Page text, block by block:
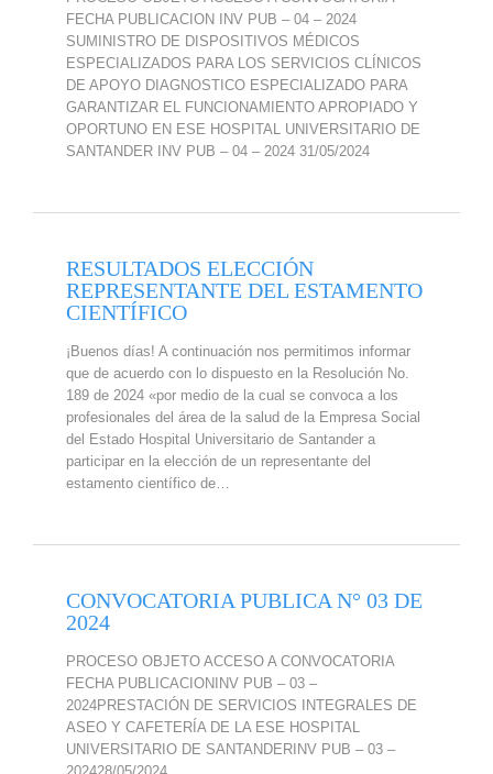
FECHA PUBLICACION INV PUB – 04 – 2024
SUMINISTRO DE DISPOSITIVOS MÉDICOS
ESPECIALIZADOS PARA LOS SERVICIOS CLÍNICOS
DE APOYO DIAGNOSTICO ESPECIALIZADO PARA
GARANTIZAR EL FUNCIONAMIENTO APROPIADO Y
OPORTUNO EN ESE HOSPITAL UNIVERSITARIO DE
SANTANDER INV PUB – 04 – 2024 31/05/2024
RESULTADOS ELECCIÓN
REPRESENTANTE DEL ESTAMENTO
CIENTÍFICO
¡Buenos días! A continuación nos permitimos informar
que de acuerdo con lo dispuesto en la Resolución No.
189 de 2024 «por medio de la cual se convoca a los
profesionales del área de la salud de la Empresa Social
del Estado Hospital Universitario de Santander a
participar en la elección de un representante del
estamento científico de…
CONVOCATORIA PUBLICA N° 03 DE
2024
PROCESO OBJETO ACCESO A CONVOCATORIA
FECHA PUBLICACIONINV PUB – 03 –
2024PRESTACIÓN DE SERVICIOS INTEGRALES DE
ASEO Y CAFETERÍA DE LA ESE HOSPITAL
UNIVERSITARIO DE SANTANDERINV PUB – 03 –